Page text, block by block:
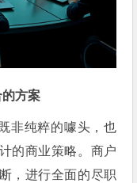
方案
非纯粹的噱头，也
的商业策略。商户
，进行全面的尽职